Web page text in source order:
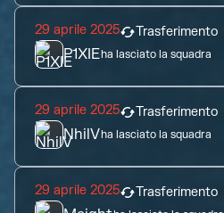
29 aprile 2025 Trasferimento
P1XIEha lasciato la squadra
29 aprile 2025 Trasferimento
NhilVha lasciato la squadra
29 aprile 2025 Trasferimento